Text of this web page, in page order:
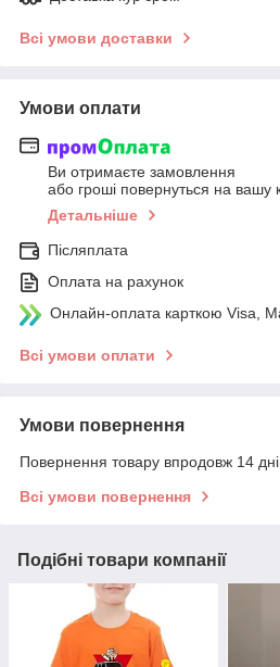
Всі умови доставки
Умови оплати
Ви отримаєте замовлення
або гроші повернуться на вашу
Детальніше
Післяплата
Оплата на рахунок
Онлайн-оплата карткою Visa,
Всі умови оплати
Умови повернення
Повернення товару впродовж 14
Всі умови повернення
Подібні товари компанії